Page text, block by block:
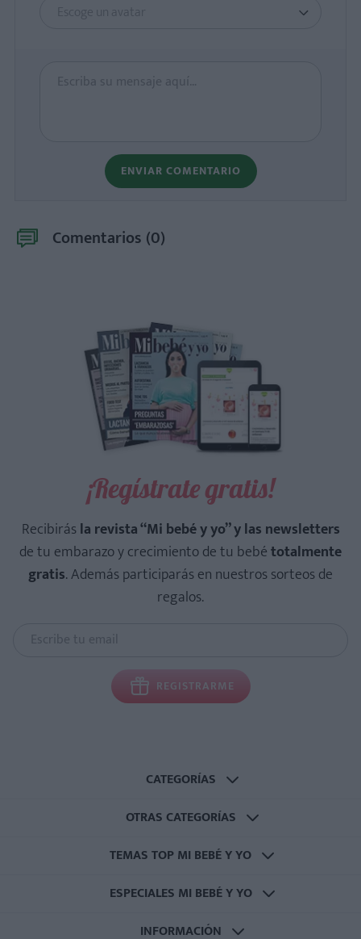
Escoge un avatar
ENVIAR COMENTARIO
Comentarios (0)
¡Regístrate gratis!
Recibirásla revista “Mi bebé y yo” y las newsletters
de tu embarazo y crecimiento de tu bebétotalmente
gratis. Además participarás en nuestros sorteos de
regalos.
REGISTRARME
CATEGORÍAS
OTRAS CATEGORÍAS
TEMAS TOP MI BEBÉ Y YO
ESPECIALES MI BEBÉ Y YO
INFORMACIÓN